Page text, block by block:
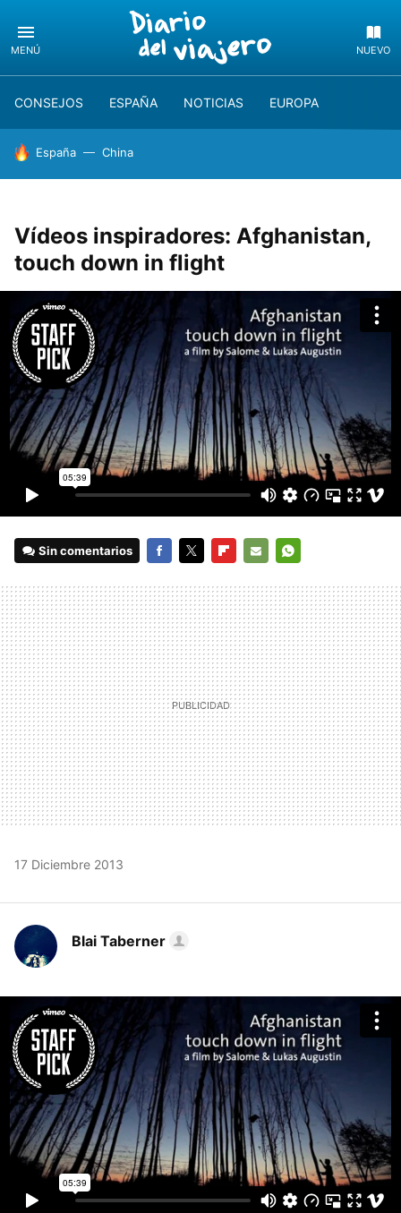
MENÚ NUEVO
CONSEJOS ESPAÑA NOTICIAS EUROPA
HOY SE HABLA DE
España China
Vídeos inspiradores: Afghanistan,
touch down in flight
Sin comentarios
MAIL
17 Diciembre 2013
Blai Taberner